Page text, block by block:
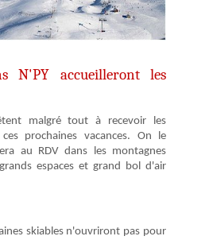
N'PY accueilleront les
malgré tout à recevoir les
prochaines vacances. On le
au RDV dans les montagnes
espaces et grand bol d'air
skiables n'ouvriront pas pour